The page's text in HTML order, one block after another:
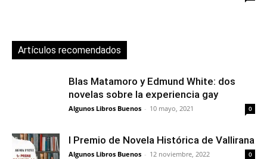
Artículos recomendados
Blas Matamoro y Edmund White: dos
novelas sobre la experiencia gay
Algunos Libros Buenos - 10 mayo, 2021 0
I Premio de Novela Histórica de Vallirana
Algunos Libros Buenos - 12 noviembre, 2022 0